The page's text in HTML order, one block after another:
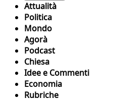
Attualità
Politica
Mondo
Agorà
Podcast
Chiesa
Idee e Commenti
Economia
Rubriche